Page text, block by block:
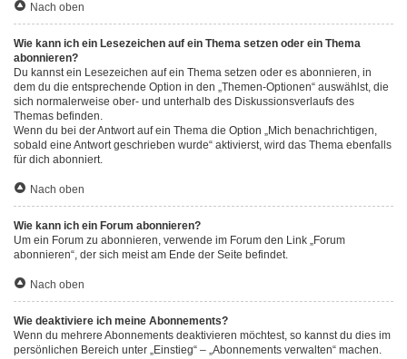
Nach oben
Wie kann ich ein Lesezeichen auf ein Thema setzen oder ein Thema
abonnieren?
Du kannst ein Lesezeichen auf ein Thema setzen oder es abonnieren, in
dem du die entsprechende Option in den „Themen-Optionen“ auswählst, die
sich normalerweise ober- und unterhalb des Diskussionsverlaufs des
Themas befinden.
Wenn du bei der Antwort auf ein Thema die Option „Mich benachrichtigen,
sobald eine Antwort geschrieben wurde“ aktivierst, wird das Thema ebenfalls
für dich abonniert.
Nach oben
Wie kann ich ein Forum abonnieren?
Um ein Forum zu abonnieren, verwende im Forum den Link „Forum
abonnieren“, der sich meist am Ende der Seite befindet.
Nach oben
Wie deaktiviere ich meine Abonnements?
Wenn du mehrere Abonnements deaktivieren möchtest, so kannst du dies im
persönlichen Bereich unter „Einstieg“ – „Abonnements verwalten“ machen.